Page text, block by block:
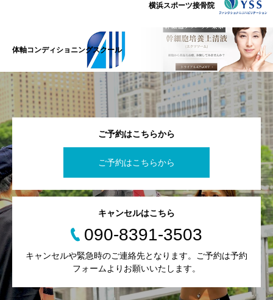
横浜スポーツ接骨院
体軸コンディショニングスクール
ご予約はこちらから
ご予約はこちらから
キャンセルはこちら
090-8391-3503
キャンセルや緊急時のご連絡先となります。ご予約は予約
フォームよりお願いいたします。